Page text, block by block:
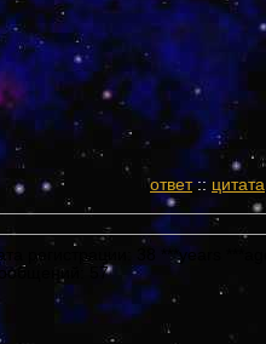
ответ:: цитата
регистрации: 38 ***years ***ago
57